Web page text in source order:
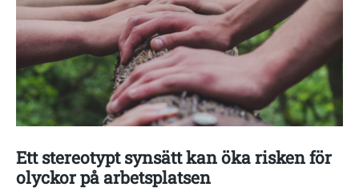
Ett stereotypt synsätt kan öka risken för
olyckor på arbetsplatsen